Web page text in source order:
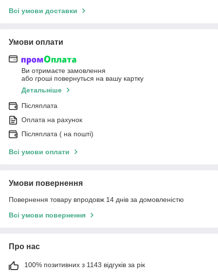
Всі умови доставки
Умови оплати
Ви отримаєте замовлення
або гроші повернуться на вашу картку
Детальніше
Післяплата
Оплата на рахунок
Післяплата ( на пошті)
Всі умови оплати
Умови повернення
Повернення товару впродовж 14 днів за домовленістю
Всі умови повернення
Про нас
100% позитивних з 1143 відгуків за рік